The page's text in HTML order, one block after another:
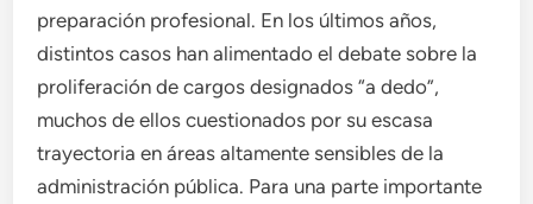
preparación profesional. En los últimos años,
distintos casos han alimentado el debate sobre la
proliferación de cargos designados “a dedo”,
muchos de ellos cuestionados por su escasa
trayectoria en áreas altamente sensibles de la
administración pública. Para una parte importante